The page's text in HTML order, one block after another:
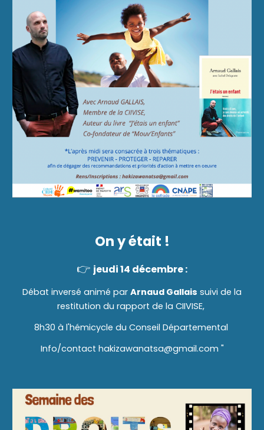
On y était !
👉 jeudi 14 décembre :
Débat inversé animé par Arnaud Gallais suivi de la
restitution du rapport de la CIIVISE,
8h30 à l'hémicycle du Conseil Départemental
Info/contact hakizawanatsa@gmail.com "